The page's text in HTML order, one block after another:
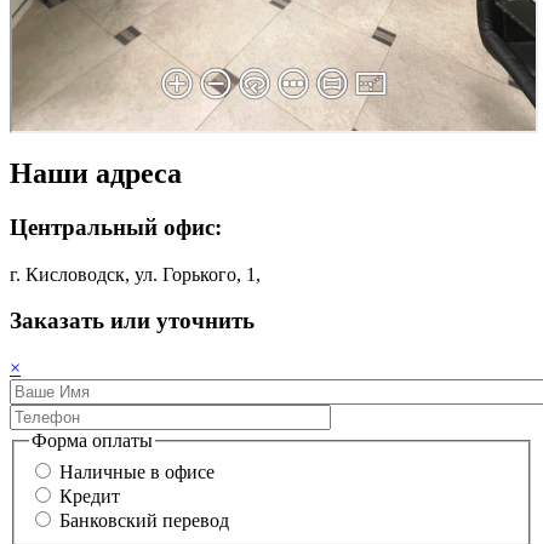
Наши адреса
Центральный офис:
г. Кисловодск, ул. Горького, 1,
Заказать или уточнить
×
Форма оплаты
Наличные в офисе
Кредит
Банковский перевод